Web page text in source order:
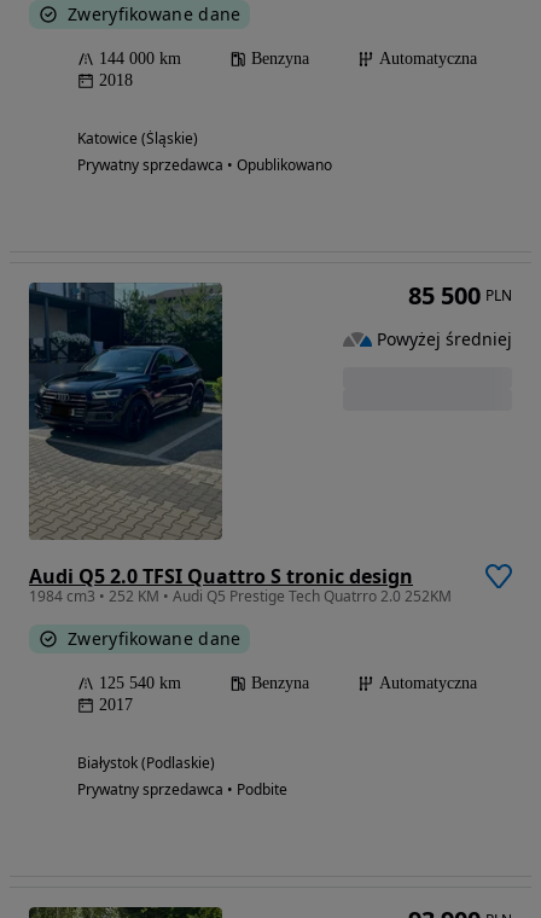
Zweryfikowane dane
144 000 km Benzyna
Automatyczna
2018
Katowice (Śląskie)
Prywatny sprzedawca • Opublikowano
Audi Q5 2.0 TFSI Quattro S tronic design
1984 cm3 • 252 KM • Audi Q5 Prestige Tech Quatrro 2.0 252KM
Zweryfikowane dane
125 540 km Benzyna
Automatyczna
2017
Białystok (Podlaskie)
Prywatny sprzedawca • Podbite
85 500 PLN
Powyżej średniej